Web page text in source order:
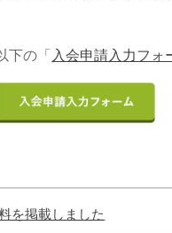
下の「 入会申請入力フォ
を掲載しました